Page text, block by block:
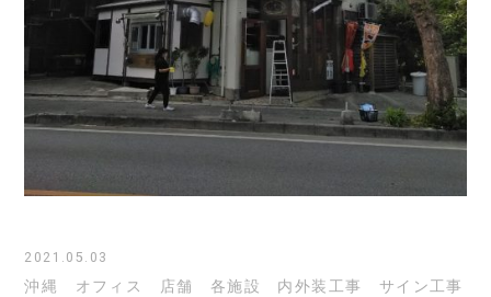
2021.05.03
沖縄 オフィス 店舗 各施設 内外装工事 サイン工事